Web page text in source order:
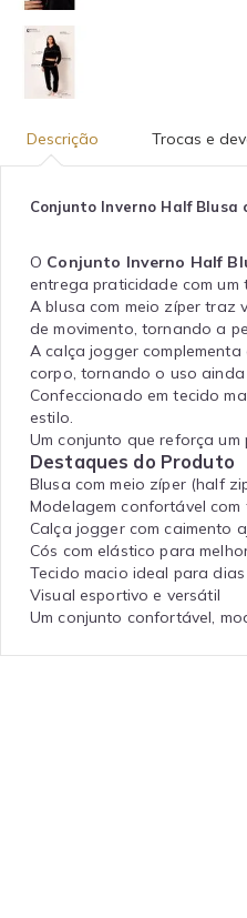
Descrição Trocas e
Conjunto Inverno Half Blusa
O Conjunto Inverno Half
entrega praticidade com um
A blusa com meio zíper
de movimento, tornando a
A calça jogger
corpo, tornando o uso ainda
Confeccionado em tecido
estilo.
Um conjunto que reforça
Destaques do Produto
Blusa com meio zíper (half
Modelagem confortável
Calça jogger com caimento
Cós com elástico para
Tecido macio ideal para
Visual esportivo e versátil
Um conjunto confortável,